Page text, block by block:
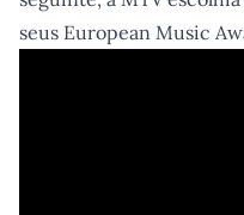
seus European Music